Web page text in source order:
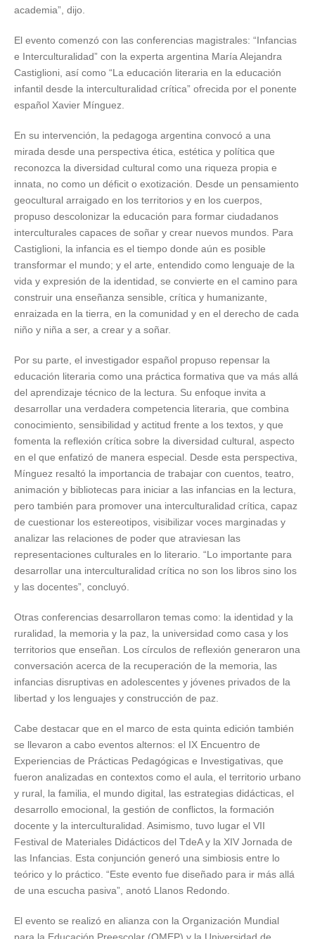
academia”, dijo.
El evento comenzó con las conferencias magistrales: “Infancias
e Interculturalidad” con la experta argentina María Alejandra
Castiglioni, así como “La educación literaria en la educación
infantil desde la interculturalidad crítica” ofrecida por el ponente
español Xavier Mínguez.
En su intervención, la pedagoga argentina convocó a una
mirada desde una perspectiva ética, estética y política que
reconozca la diversidad cultural como una riqueza propia e
innata, no como un déficit o exotización. Desde un pensamiento
geocultural arraigado en los territorios y en los cuerpos,
propuso descolonizar la educación para formar ciudadanos
interculturales capaces de soñar y crear nuevos mundos. Para
Castiglioni, la infancia es el tiempo donde aún es posible
transformar el mundo; y el arte, entendido como lenguaje de la
vida y expresión de la identidad, se convierte en el camino para
construir una enseñanza sensible, crítica y humanizante,
enraizada en la tierra, en la comunidad y en el derecho de cada
niño y niña a ser, a crear y a soñar.
Por su parte, el investigador español propuso repensar la
educación literaria como una práctica formativa que va más allá
del aprendizaje técnico de la lectura. Su enfoque invita a
desarrollar una verdadera competencia literaria, que combina
conocimiento, sensibilidad y actitud frente a los textos, y que
fomenta la reflexión crítica sobre la diversidad cultural, aspecto
en el que enfatizó de manera especial. Desde esta perspectiva,
Mínguez resaltó la importancia de trabajar con cuentos, teatro,
animación y bibliotecas para iniciar a las infancias en la lectura,
pero también para promover una interculturalidad crítica, capaz
de cuestionar los estereotipos, visibilizar voces marginadas y
analizar las relaciones de poder que atraviesan las
representaciones culturales en lo literario. “Lo importante para
desarrollar una interculturalidad crítica no son los libros sino los
y las docentes”, concluyó.
Otras conferencias desarrollaron temas como: la identidad y la
ruralidad, la memoria y la paz, la universidad como casa y los
territorios que enseñan. Los círculos de reflexión generaron una
conversación acerca de la recuperación de la memoria, las
infancias disruptivas en adolescentes y jóvenes privados de la
libertad y los lenguajes y construcción de paz.
Cabe destacar que en el marco de esta quinta edición también
se llevaron a cabo eventos alternos: el IX Encuentro de
Experiencias de Prácticas Pedagógicas e Investigativas, que
fueron analizadas en contextos como el aula, el territorio urbano
y rural, la familia, el mundo digital, las estrategias didácticas, el
desarrollo emocional, la gestión de conflictos, la formación
docente y la interculturalidad. Asimismo, tuvo lugar el VII
Festival de Materiales Didácticos del TdeA y la XIV Jornada de
las Infancias. Esta conjunción generó una simbiosis entre lo
teórico y lo práctico. “Este evento fue diseñado para ir más allá
de una escucha pasiva”, anotó Llanos Redondo.
El evento se realizó en alianza con la Organización Mundial